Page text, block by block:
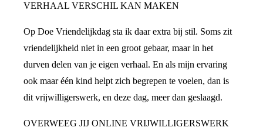
VERHAAL VERSCHIL KAN MAKEN
Op Doe Vriendelijkdag sta ik daar extra bij stil. Soms zit
vriendelijkheid niet in een groot gebaar, maar in het
durven delen van je eigen verhaal. En als mijn ervaring
ook maar één kind helpt zich begrepen te voelen, dan is
dit vrijwilligerswerk, en deze dag, meer dan geslaagd.
OVERWEEG JIJ ONLINE VRIJWILLIGERSWERK